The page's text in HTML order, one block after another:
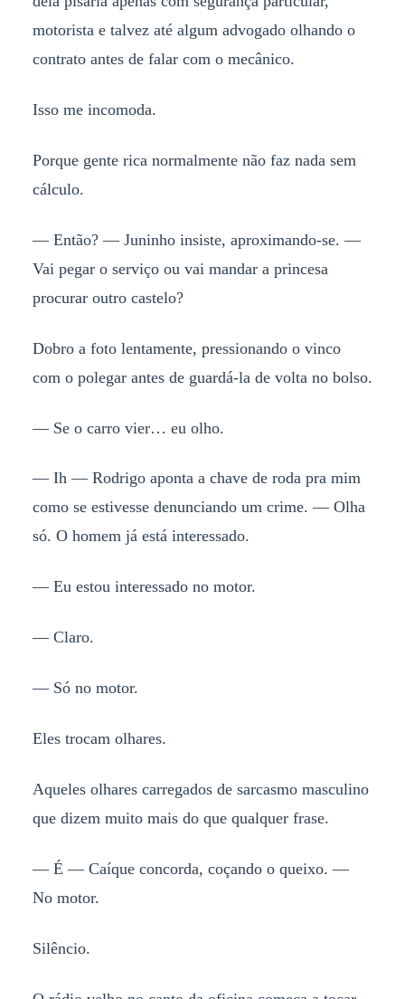
motorista e talvez até algum advogado olhando o
contrato antes de falar com o mecânico.
Isso me incomoda.
Porque gente rica normalmente não faz nada sem
cálculo.
— Então? — Juninho insiste, aproximando-se. —
Vai pegar o serviço ou vai mandar a princesa
procurar outro castelo?
Dobro a foto lentamente, pressionando o vinco
com o polegar antes de guardá-la de volta no bolso.
— Se o carro vier… eu olho.
— Ih — Rodrigo aponta a chave de roda pra mim
como se estivesse denunciando um crime. — Olha
só. O homem já está interessado.
— Eu estou interessado no motor.
— Claro.
— Só no motor.
Eles trocam olhares.
Aqueles olhares carregados de sarcasmo masculino
que dizem muito mais do que qualquer frase.
— É — Caíque concorda, coçando o queixo. —
No motor.
Silêncio.